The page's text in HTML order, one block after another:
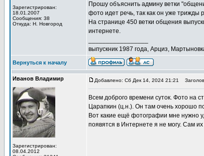
Зарегистрирован:
18.01.2007
Сообщения: 38
Откуда: Н. Новгород
Прошу объяснить админу ветки
фото идет речь, так как он уже
На странице 450 ветки общения
интернете.
выпускник 1987 года, Арциз,
Вернуться к началу
Иванов Владимир
Зарегистрирован:
08.04.2012
Добавлено: Сб Дек 14, 2024 21:21
Всем доброго времени суток. Фото на
Царапкин (ц.н.). Он там очень хорошо
Вот какие ещё фотографии мне нужно
появятся в Интернете я не могу. Сам